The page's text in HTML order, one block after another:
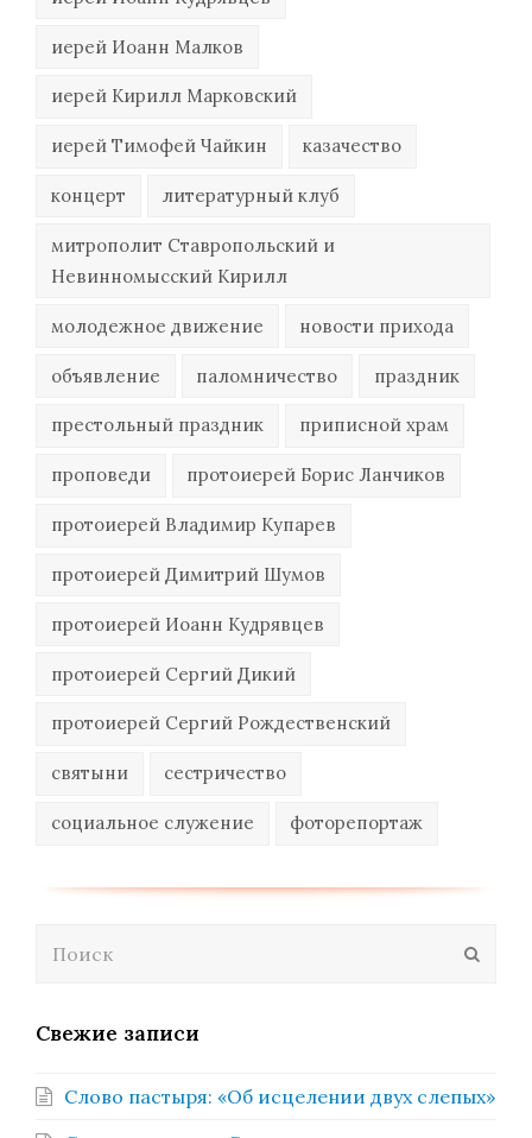
иерей Иоанн Малков
иерей Кирилл Марковский
иерей Тимофей Чайкин казачество
концерт литературный клуб
митрополит Ставропольский и
Невинномысский Кирилл
молодежное движение новости прихода
объявление паломничество праздник
престольный праздник приписной храм
проповеди протоиерей Борис Ланчиков
протоиерей Владимир Купарев
протоиерей Димитрий Шумов
протоиерей Иоанн Кудрявцев
протоиерей Сергий Дикий
протоиерей Сергий Рождественский
святыни сестричество
социальное служение фоторепортаж
Свежие записи
Слово пастыря: «Об исцелении двух слепых»